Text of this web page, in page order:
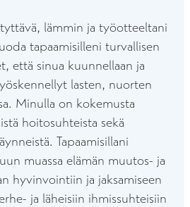
lämmin ja työotteeltani
tapaamisilleni turvallisen
että sinua kuunnellaan ja
lasten, nuorten
Minulla on kokemusta
hoitosuhteista sekä
Tapaamisillani
muassa elämän muutos- ja
hyvinvointiin ja jaksamiseen
ja läheisiin ihmissuhteisiin